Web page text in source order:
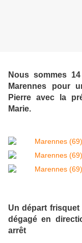
Nous sommes
Marennes pour
Pierre avec la
Marie.
Un départ
dégagé en
arrêt